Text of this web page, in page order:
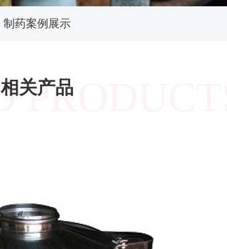
制药案例展示
相关产品
PRODUCTS